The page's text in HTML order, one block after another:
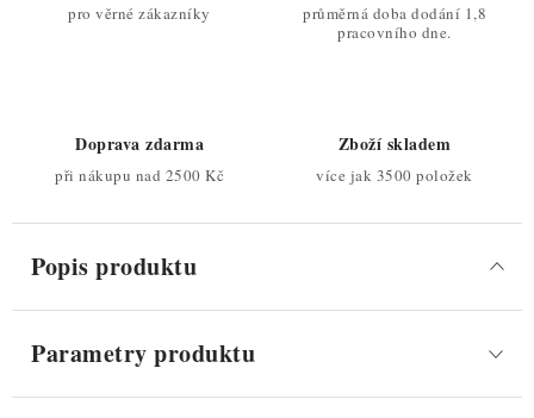
pro věrné zákazníky
průměrná doba dodání 1,8
pracovního dne.
Doprava zdarma
při nákupu nad 2500 Kč
Zboží skladem
více jak 3500 položek
Popis produktu
Parametry produktu